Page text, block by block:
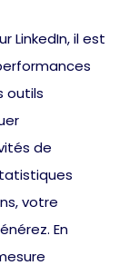
LinkedIn, il est
outils
de
votre
En